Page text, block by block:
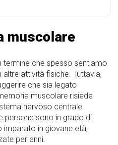
muscolare
termine che spesso sentiamo
attività fisiche. Tuttavia,
che sia legato
muscolare risiede
nervoso centrale.
persone sono in grado di
imparato in giovane età,
per anni.